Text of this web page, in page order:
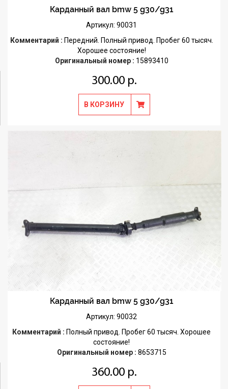
Карданный вал bmw 5 g30/g31
Артикул: 90031
Комментарий : Передний. Полный привод. Пробег 60 тысяч.
Хорошее состояние!
Оригинальный номер : 15893410
300.00 р.
В КОРЗИНУ
Карданный вал bmw 5 g30/g31
Артикул: 90032
Комментарий : Полный привод. Пробег 60 тысяч. Хорошее
состояние!
Оригинальный номер : 8653715
360.00 р.